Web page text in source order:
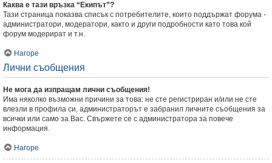
Каква е тази връзка “Екипът”?
Тази страница показва списък с потребителите, които поддържат форума -
администратори, модератори, както и други подробности като това кой
форум модерират и т.н.
Нагоре
Лични съобщения
Не мога да изпращам лични съобщения!
Има няколко възможни причини за това: не сте регистриран и/или не сте
влезли в профила си, администраторът е забранил личните съобщения за
всички или само за Вас. Свържете се с администратора за повече
информация.
Нагоре